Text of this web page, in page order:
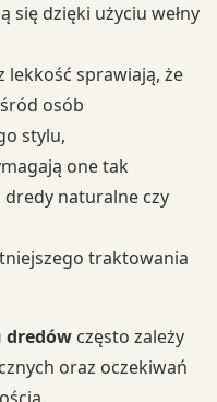
się dzięki użyciu wełny
lekkość sprawiają, że
osób
stylu,
one tak
naturalne czy
traktowania
dredów często zależy
oraz oczekiwań